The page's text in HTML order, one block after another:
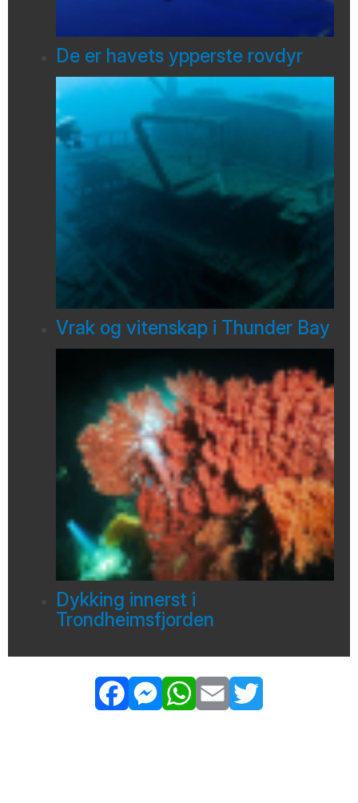
De er havets ypperste rovdyr
Vrak og vitenskap i Thunder Bay
Dykking innerst i
Trondheimsfjorden